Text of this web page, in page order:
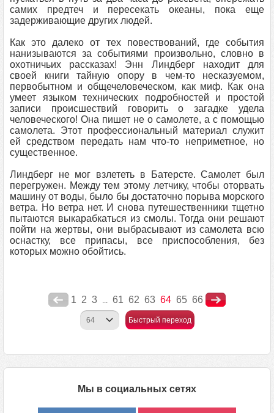
самих предтеч и пересекать океаны, пока еще
задерживающие других людей.
Как это далеко от тех повествований, где события
нанизываются за событиями произвольно, словно в
охотничьих рассказах! Энн Линдберг находит для
своей книги тайную опору в чем-то несказуемом,
первобытном и общечеловеческом, как миф. Как она
умеет языком технических подробностей и простой
записи происшествий говорить о загадке удела
человеческого! Она пишет не о самолете, а с помощью
самолета. Этот профессиональный материал служит
ей средством передать нам что-то неприметное, но
существенное.
Линдберг не мог взлететь в Батерсте. Самолет был
перегружен. Между тем этому летчику, чтобы оторвать
машину от воды, было бы достаточно порыва морского
ветра. Но ветра нет. И снова путешественники тщетно
пытаются выкарабкаться из смолы. Тогда они решают
пойти на жертвы, они выбрасывают из самолета всю
оснастку, все припасы, все приспособления, без
которых можно обойтись.
1 2 3 ... 61 62 63 64 65 66
Быстрый переход
Мы в социальных сетях